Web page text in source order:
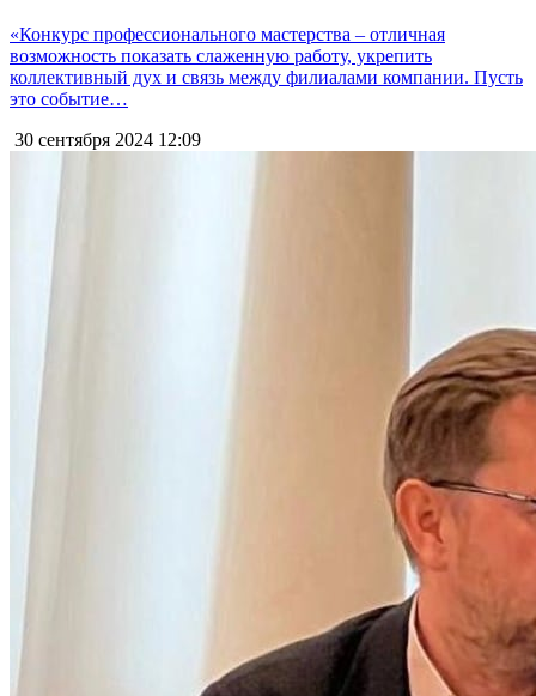
«Конкурс профессионального мастерства – отличная
возможность показать слаженную работу, укрепить
коллективный дух и связь между филиалами компании. Пусть
это событие…
30 сентября 2024 12:09